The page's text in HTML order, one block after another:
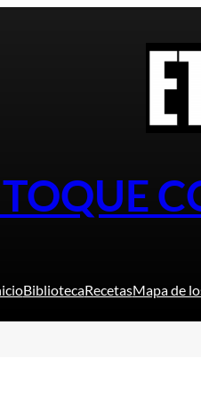
TOQUE
BibliotecaRecetasMapa de